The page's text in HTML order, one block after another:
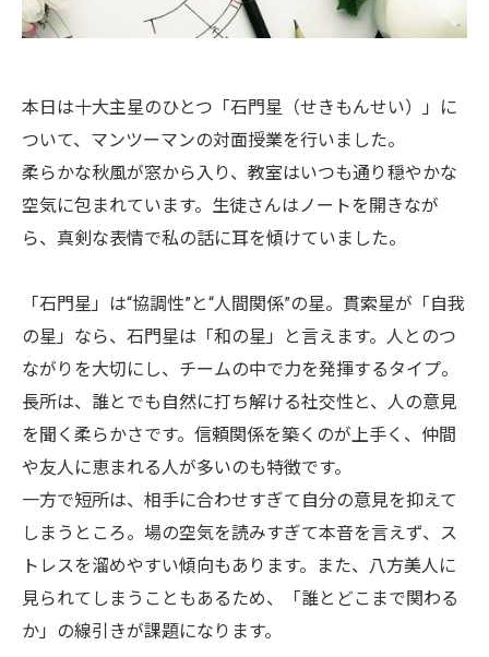
本日は十大主星のひとつ「石門星（せきもんせい）」に
ついて、マンツーマンの対面授業を行いました。
柔らかな秋風が窓から入り、教室はいつも通り穏やかな
空気に包まれています。生徒さんはノートを開きなが
ら、真剣な表情で私の話に耳を傾けていました。
「石門星」は“協調性”と“人間関係”の星。貫索星が「自我
の星」なら、石門星は「和の星」と言えます。人とのつ
ながりを大切にし、チームの中で力を発揮するタイプ。
長所は、誰とでも自然に打ち解ける社交性と、人の意見
を聞く柔らかさです。信頼関係を築くのが上手く、仲間
や友人に恵まれる人が多いのも特徴です。
一方で短所は、相手に合わせすぎて自分の意見を抑えて
しまうところ。場の空気を読みすぎて本音を言えず、ス
トレスを溜めやすい傾向もあります。また、八方美人に
見られてしまうこともあるため、「誰とどこまで関わる
か」の線引きが課題になります。